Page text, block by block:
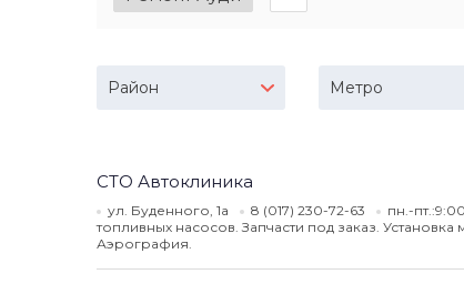
Район Метро
СТО Автоклиника
ул. Буденного, 1а 8 (017) 230-72-63 пн.-
топливных насосов. Запчасти под заказ.
Аэрография.